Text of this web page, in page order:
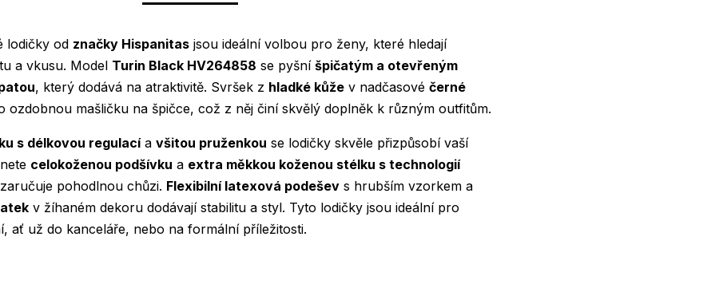
lodičky od značky Hispanitas jsou ideální volbou pro ženy, které hledají
a vkusu. Model Turin Black HV264858 se pyšní špičatým a otevřeným
, který dodává na atraktivitě. Svršek z hladké kůže v nadčasové černé
ozdobnou mašličku na špičce, což z něj činí skvělý doplněk k různým outfitům.
s délkovou regulacía všitou pruženkou se lodičky skvěle přizpůsobí vaší
celokoženou podšívku a extra měkkou koženou stélku s technologií
pohodlnou chůzi. Flexibilní latexová podešev s hrubším vzorkem a
v žíhaném dekoru dodávají stabilitu a styl. Tyto lodičky jsou ideální pro
ať už do kanceláře, nebo na formální příležitosti.